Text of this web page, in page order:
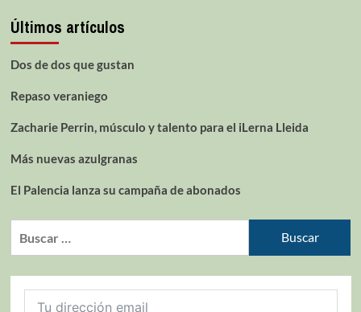
Últimos artículos
Dos de dos que gustan
Repaso veraniego
Zacharie Perrin, músculo y talento para el iLerna Lleida
Más nuevas azulgranas
El Palencia lanza su campaña de abonados